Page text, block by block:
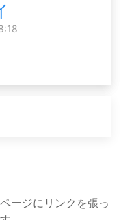
ージにリンクを張っ